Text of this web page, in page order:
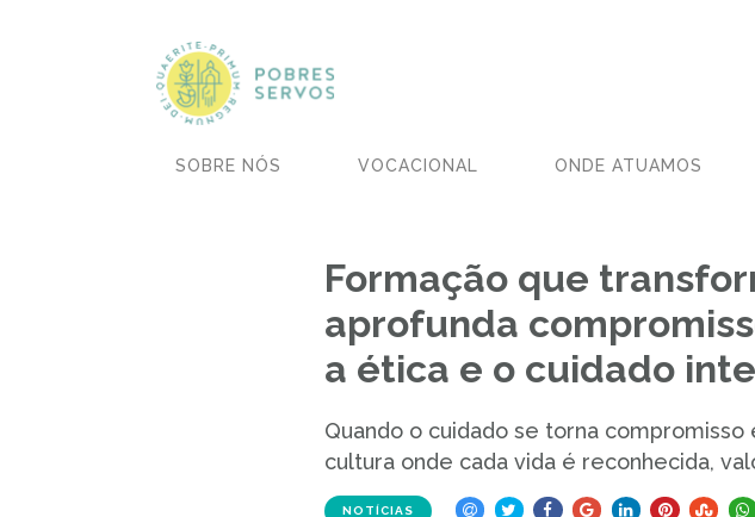
SOBRE NÓS VOCACIONAL ONDE ATUAMOS
Formação que
aprofunda
a ética e o cuidado
Quando o cuidado se torna
cultura onde cada vida é reconhecida,
NOTÍCIAS